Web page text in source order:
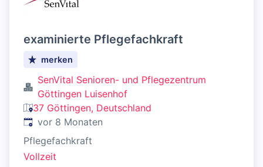
examinierte Pflegefachkraft
merken
SenVital Senioren- und Pflegezentrum
Göttingen Luisenhof
37 Göttingen, Deutschland
Veröffentlicht:
vor 8 Monaten
Pflegefachkraft
Vollzeit